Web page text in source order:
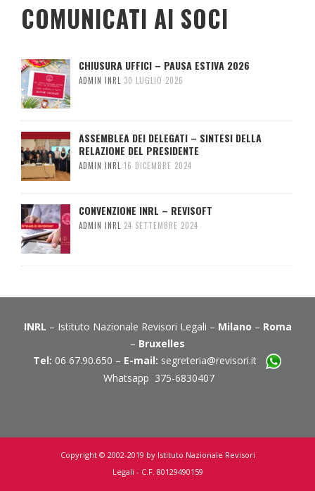
COMUNICATI AI SOCI
CHIUSURA UFFICI – PAUSA ESTIVA 2026
ADMIN INRL 30 LUGLIO 2026
ASSEMBLEA DEI DELEGATI – SINTESI DELLA
RELAZIONE DEL PRESIDENTE
ADMIN INRL 16 DICEMBRE 2024
CONVENZIONE INRL – REVISOFT
ADMIN INRL 24 SETTEMBRE 2024
INRL – Istituto Nazionale Revisori Legali – Milano – Roma
– Bruxelles
Tel: 06 67.90.650 – E-mail: segreteria@revisori.it
Whatsapp 375-6830407
Copyright © 2002-2019 by Istituto Nazionale Revisori
Legali - C.F. 80129490159